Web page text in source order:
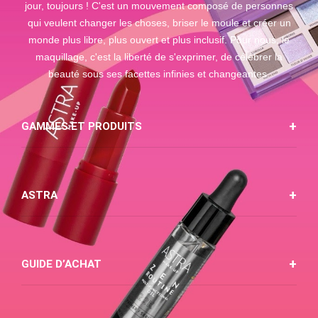
jour, toujours ! C'est un mouvement composé de personnes
qui veulent changer les choses, briser le moule et créer un
monde plus libre, plus ouvert et plus inclusif. Pour nous, le
maquillage, c'est la liberté de s'exprimer, de célébrer la
beauté sous ses facettes infinies et changeantes.
GAMMES ET PRODUITS
ASTRA
GUIDE D’ACHAT